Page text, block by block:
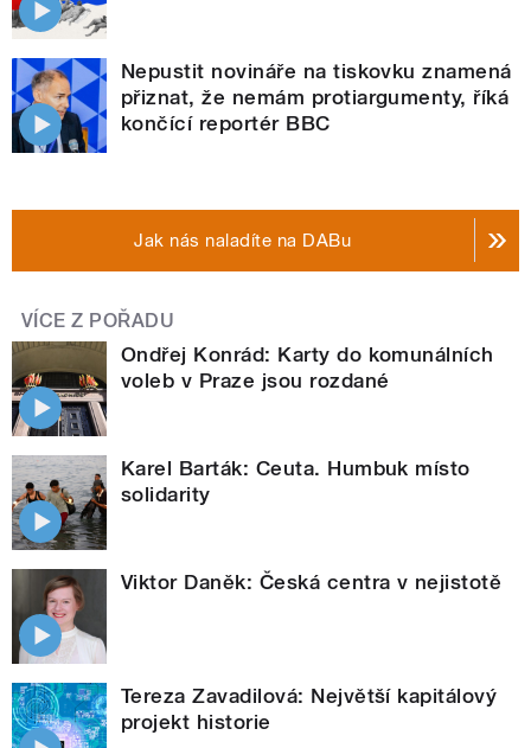
Nepustit novináře na tiskovku znamená
přiznat, že nemám protiargumenty, říká
končící reportér BBC
Jak nás naladíte na DABu
VÍCE Z POŘADU
Ondřej Konrád: Karty do komunálních
voleb v Praze jsou rozdané
Karel Barták: Ceuta. Humbuk místo
solidarity
Viktor Daněk: Česká centra v nejistotě
Tereza Zavadilová: Největší kapitálový
projekt historie